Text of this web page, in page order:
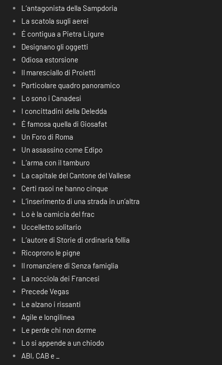
L’antagonista della Sampdoria
La scatola sugli aerei
É contigua a Pietra Ligure
Designano gli oggetti
Odiosa estorsione
Il maresciallo di Proietti
Particolare quadro panoramico
Lo sono i Canadesi
I concittadini della Deledda
É famosa quella di Giosafat
Un Foro di Roma
Un assassino come Edipo
L’arma con il tamburo
La capitale del Cantone del Vallese
Certi rasoi ne hanno cinque
L’inserimento di una strada in un’altra
Lo è la camicia del frac
Uccelletto solitario
L’autore di Storie di ordinaria follia
Ricoprono le pigne
Il romanziere di Senza famiglia
La nocciola dei Francesi
Precede Vegas
Le alzano i rissanti
Agile e longilinea
Le perde chi non dorme
Lo si appende a un chiodo
ABI, CAB e _